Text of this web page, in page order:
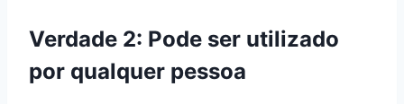
Verdade 2: Pode ser utilizado
por qualquer pessoa